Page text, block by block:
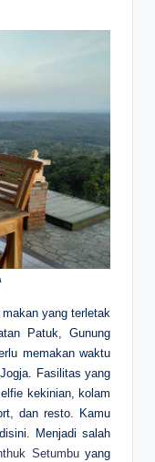
yang terletak
Patuk, Gunung
memakan waktu
Fasilitas yang
kekinian, kolam
dan resto. Kamu
Menjadi salah
Setumbuyang